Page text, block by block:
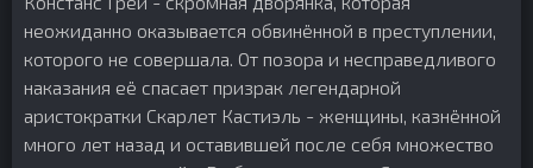
неожиданно оказывается обвинённой в преступлении,
которого не совершала. От позора и несправедливого
наказания её спасает призрак легендарной
аристократки Скарлет Кастиэль - женщины, казнённой
много лет назад и оставившей после себя множество